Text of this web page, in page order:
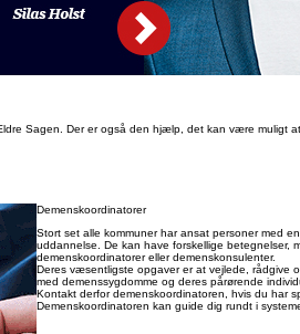
Sagen. Der er også den hjælp, det kan være muligt
Demenskoordinatorer
Stort set alle kommuner har ansat personer med
uddannelse. De kan have forskellige betegnelser,
demenskoordinatorer eller demenskonsulenter.
Deres væsentligste opgaver er at vejlede, rådgive
med demenssygdomme og deres pårørende
Kontakt derfor demenskoordinatoren, hvis du har
Demenskoordinatoren kan guide dig rundt i